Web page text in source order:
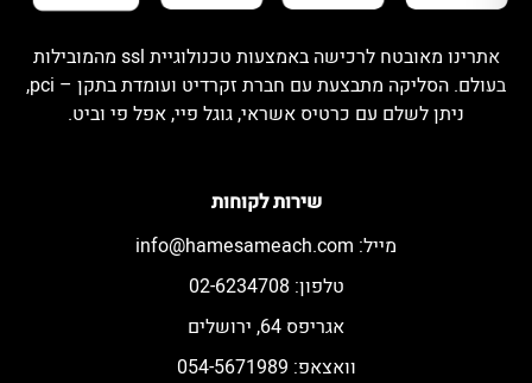
שירות לקוחות
מייל: info@hamesameach.com
טלפון: 02-6234708
אגריפס 64, ירושלים
וואצאפ: 054-5671989
אתרינו מאובטח לרכישה באמצעות טכנולוגיית ssl מהמובילות
בעולם. הסליקה מתבצעת עם חברת זקרדיט ועומדת בתקן – pci,
ניתן לשלם עם כרטיס אשראי, גוגל פיי, אפל פי וביט.